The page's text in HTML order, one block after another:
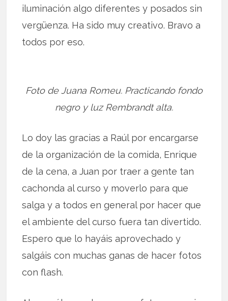
iluminación algo diferentes y posados sin
vergüenza. Ha sido muy creativo. Bravo a
todos por eso.
Foto de Juana Romeu. Practicando fondo
negro y luz Rembrandt alta.
Lo doy las gracias a Raúl por encargarse
de la organización de la comida, Enrique
de la cena, a Juan por traer a gente tan
cachonda al curso y moverlo para que
salga y a todos en general por hacer que
el ambiente del curso fuera tan divertido.
Espero que lo hayáis aprovechado y
salgáis con muchas ganas de hacer fotos
con flash.